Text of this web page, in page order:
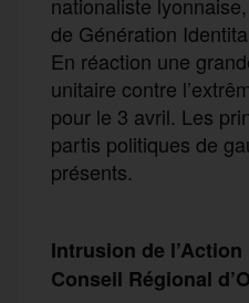
de Génération
En réaction une
unitaire contre
pour le 3 avril. Les
partis politiques de
présents.
Intrusion de
Conseil Régional